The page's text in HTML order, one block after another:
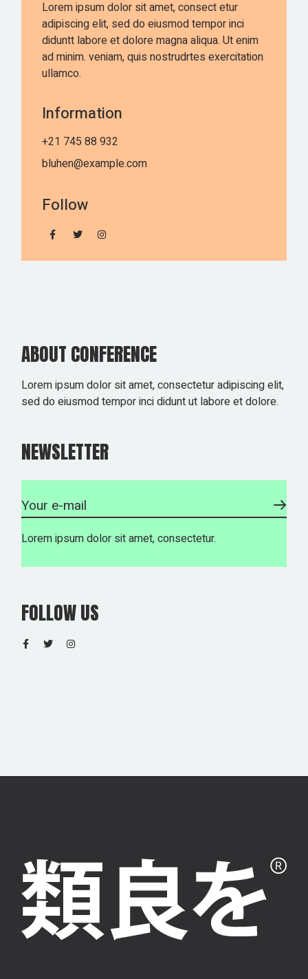
Lorem ipsum dolor sit amet, consect etur
adipiscing elit, sed do eiusmod tempor inci
diduntt labore et dolore magna aliqua. Ut enim
ad minim. veniam, quis nostrudrtes exercitation
ullamco.
Information
+21 745 88 932
bluhen@example.com
Follow
ABOUT CONFERENCE
Lorem ipsum dolor sit amet, consectetur adipiscing elit,
sed do eiusmod tempor inci didunt ut labore et dolore.
NEWSLETTER
Lorem ipsum dolor sit amet, consectetur.
FOLLOW US